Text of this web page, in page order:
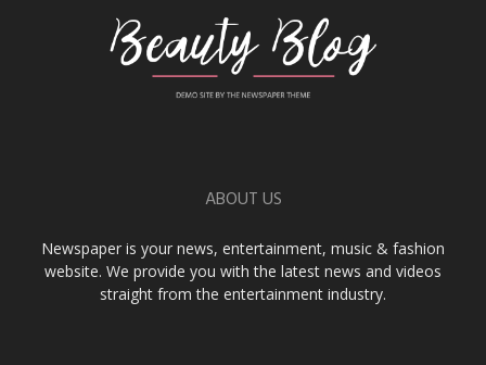
ABOUT US
Newspaper is your news, entertainment, music & fashion
website. We provide you with the latest news and videos
straight from the entertainment industry.